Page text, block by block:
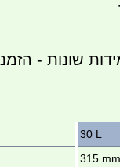
שונות -
30 L
315 mm